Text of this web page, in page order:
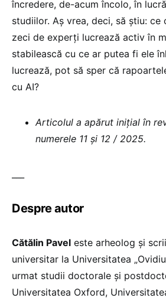
încredere, de-acum încolo, în
studiilor. Aș vrea, deci, să știu:
zeci de experți lucrează activ în
stabilească cu ce ar putea fi ele
lucrează, pot să sper că
cu AI?
Articolul a apărut inițial în
numerele 11 și 12 / 2025.
Despre autor
Cătălin Pavel este arheolog și
universitar la Universitatea
urmat studii doctorale și
Universitatea Oxford,